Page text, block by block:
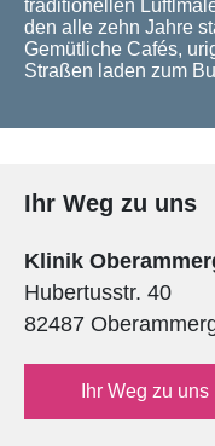
traditionellen
den alle zehn Jahre
Gemütliche Cafés,
Straßen laden zum
Ihr Weg zu uns
Klinik
Hubertusstr. 40
82487
Ihr Weg zu uns